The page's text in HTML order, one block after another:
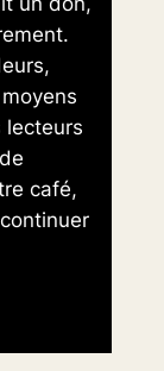
lecteurs
café,